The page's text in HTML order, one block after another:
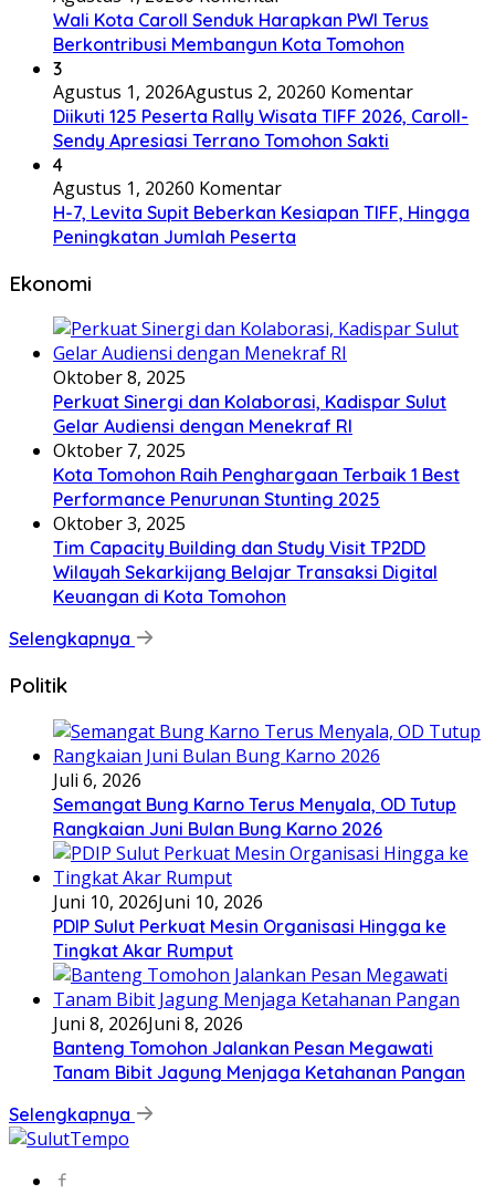
Wali Kota Caroll Senduk Harapkan PWI Terus
Berkontribusi Membangun Kota Tomohon
3
Agustus 1, 2026Agustus 2, 20260 Komentar
Diikuti 125 Peserta Rally Wisata TIFF 2026, Caroll-
Sendy Apresiasi Terrano Tomohon Sakti
4
Agustus 1, 20260 Komentar
H-7, Levita Supit Beberkan Kesiapan TIFF, Hingga
Peningkatan Jumlah Peserta
Ekonomi
Oktober 8, 2025
Perkuat Sinergi dan Kolaborasi, Kadispar Sulut
Gelar Audiensi dengan Menekraf RI
Oktober 7, 2025
Kota Tomohon Raih Penghargaan Terbaik 1 Best
Performance Penurunan Stunting 2025
Oktober 3, 2025
Tim Capacity Building dan Study Visit TP2DD
Wilayah Sekarkijang Belajar Transaksi Digital
Keuangan di Kota Tomohon
Selengkapnya
Politik
Juli 6, 2026
Semangat Bung Karno Terus Menyala, OD Tutup
Rangkaian Juni Bulan Bung Karno 2026
Juni 10, 2026Juni 10, 2026
PDIP Sulut Perkuat Mesin Organisasi Hingga ke
Tingkat Akar Rumput
Juni 8, 2026Juni 8, 2026
Banteng Tomohon Jalankan Pesan Megawati
Tanam Bibit Jagung Menjaga Ketahanan Pangan
Selengkapnya